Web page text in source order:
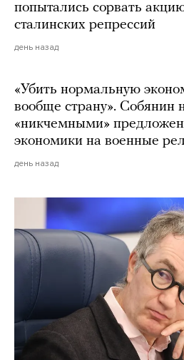
попытались сорвать
сталинских репрессий
день назад
«Убить нормальную
вообще страну». Собянин
«никчемными»
экономики на военные
день назад